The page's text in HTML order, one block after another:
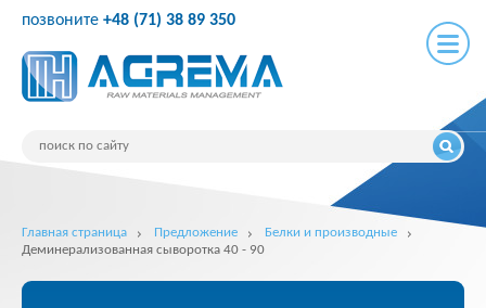
позвоните +48 (71) 38 89 350
Главная страница Предложение
Белки и производные
Деминерализованная сыворотка 40 - 90